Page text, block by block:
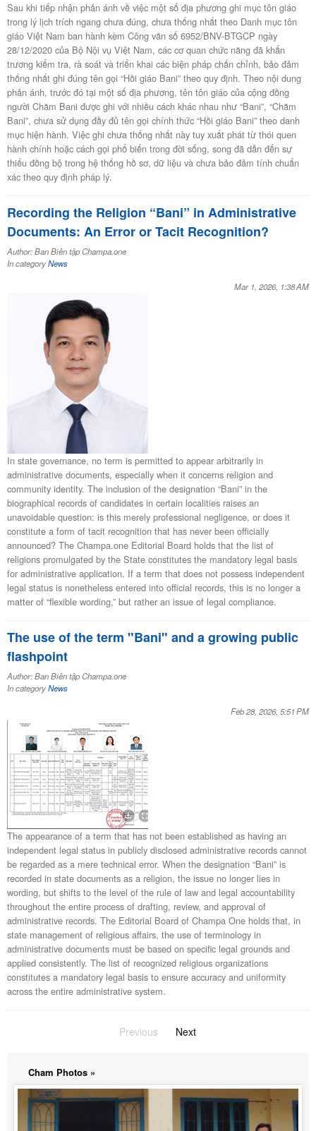
Sau khi tiếp nhận phản ánh về việc một số địa phương ghi mục tôn giáo
trong lý lịch trích ngang chưa đúng, chưa thống nhất theo Danh mục tôn
giáo Việt Nam ban hành kèm Công văn số 6952/BNV-BTGCP ngày
28/12/2020 của Bộ Nội vụ Việt Nam, các cơ quan chức năng đã khẩn
trương kiểm tra, rà soát và triển khai các biện pháp chấn chỉnh, bảo đảm
thống nhất ghi đúng tên gọi “Hồi giáo Bani” theo quy định. Theo nội dung
phản ánh, trước đó tại một số địa phương, tên tôn giáo của cộng đồng
người Chăm Bani được ghi với nhiều cách khác nhau như “Bani”, “Chăm
Bani”, chưa sử dụng đầy đủ tên gọi chính thức “Hồi giáo Bani” theo danh
mục hiện hành. Việc ghi chưa thống nhất này tuy xuất phát từ thói quen
hành chính hoặc cách gọi phổ biến trong đời sống, song đã dẫn đến sự
thiếu đồng bộ trong hệ thống hồ sơ, dữ liệu và chưa bảo đảm tính chuẩn
xác theo quy định pháp lý.
Recording the Religion “Bani” in Administrative
Documents: An Error or Tacit Recognition?
Author: Ban Biên tập Champa.one
In categoryNews
Mar 1, 2026, 1:38 AM
In state governance, no term is permitted to appear arbitrarily in
administrative documents, especially when it concerns religion and
community identity. The inclusion of the designation “Bani” in the
biographical records of candidates in certain localities raises an
unavoidable question: is this merely professional negligence, or does it
constitute a form of tacit recognition that has never been officially
announced? The Champa.one Editorial Board holds that the list of
religions promulgated by the State constitutes the mandatory legal basis
for administrative application. If a term that does not possess independent
legal status is nonetheless entered into official records, this is no longer a
matter of “flexible wording,” but rather an issue of legal compliance.
The use of the term "Bani" and a growing public
flashpoint
Author: Ban Biên tập Champa.one
In categoryNews
Feb 28, 2026, 5:51 PM
The appearance of a term that has not been established as having an
independent legal status in publicly disclosed administrative records cannot
be regarded as a mere technical error. When the designation “Bani” is
recorded in state documents as a religion, the issue no longer lies in
wording, but shifts to the level of the rule of law and legal accountability
throughout the entire process of drafting, review, and approval of
administrative records. The Editorial Board of Champa One holds that, in
state management of religious affairs, the use of terminology in
administrative documents must be based on specific legal grounds and
applied consistently. The list of recognized religious organizations
constitutes a mandatory legal basis to ensure accuracy and uniformity
across the entire administrative system.
Previous pageNext
Cham Photos »